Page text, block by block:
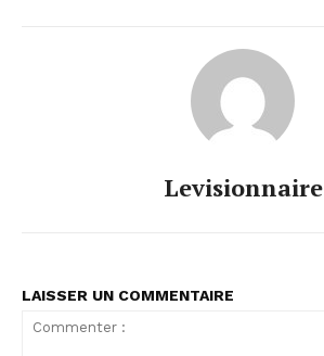
Levisionnaire
LAISSER UN COMMENTAIRE